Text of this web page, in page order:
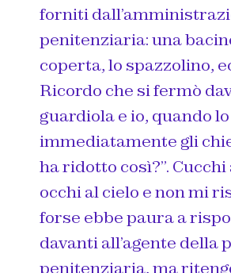
forniti
penitenziaria: una
coperta, lo spazzolino,
Ricordo che si fermò
guardiola e io, quando
immediatamente gli
ha ridotto così?”. Cucchi
occhi al cielo e non mi
forse ebbe paura a
davanti all’agente della
penitenziaria, ma